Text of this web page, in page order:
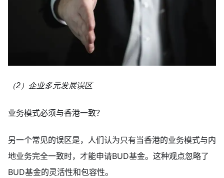
（2）企业多元发展误区
业务模式必须与香港一致？
另一个常见的误区是，人们认为只有当香港的业务模式与内
地业务完全一致时，才能申请BUD基金。这种观点忽略了
BUD基金的灵活性和包容性。